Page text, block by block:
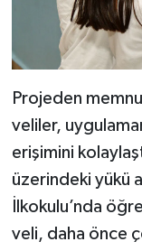
Projeden
veliler,
erişimini
üzerindeki yükü
İlkokulu’nda
veli, daha önce